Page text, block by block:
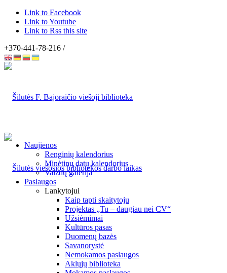
Link to Facebook
Link to Youtube
Link to Rss this site
+370-441-78-216 /
Naujienos
Renginių kalendorius
Minėtinų datų kalendorius
Vaizdų galerija
Paslaugos
Lankytojui
Kaip tapti skaitytoju
Projektas „Tu – daugiau nei CV“
Užsiėmimai
Kultūros pasas
Duomenų bazės
Savanorystė
Nemokamos paslaugos
Aklųjų biblioteka